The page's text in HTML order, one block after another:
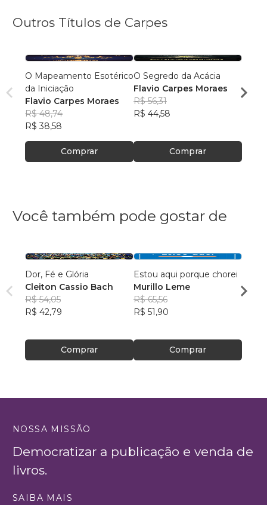
Outros Títulos de Carpes
O Mapeamento Esotérico
da Iniciação
Flavio Carpes Moraes
R$ 48,74
R$ 38,58
Comprar
O Segredo da Acácia
Flavio Carpes Moraes
R$ 56,31
R$ 44,58
Comprar
Você também pode gostar de
Dor, Fé e Glória
Cleiton Cassio Bach
R$ 54,05
R$ 42,79
Comprar
Estou aqui porque chorei
Murillo Leme
R$ 65,56
R$ 51,90
Comprar
Silva
R$
NOSSA MISSÃO
Democratizar a publicação e venda de
livros.
SAIBA MAIS